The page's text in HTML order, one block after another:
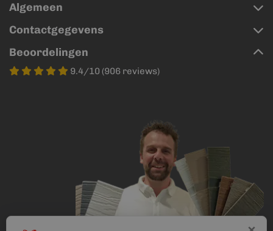
Algemeen
Contactgegevens
Beoordelingen
9.4/10 (906 reviews)